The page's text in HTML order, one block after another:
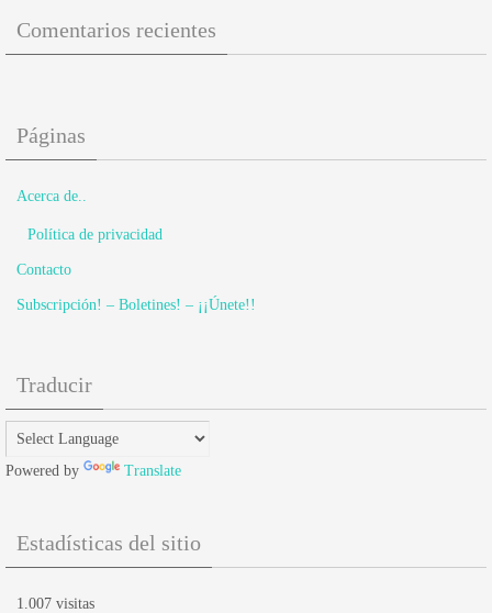
Comentarios recientes
Páginas
Acerca de..
Política de privacidad
Contacto
Subscripción! – Boletines! – ¡¡Únete!!
Traducir
Powered by Translate
Estadísticas del sitio
1.007 visitas